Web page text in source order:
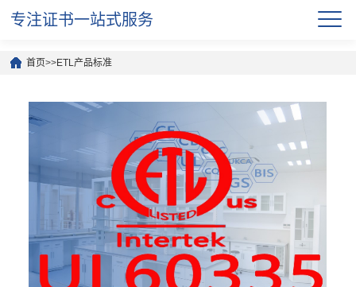
专注证书一站式服务
首页>>ETL产品标准